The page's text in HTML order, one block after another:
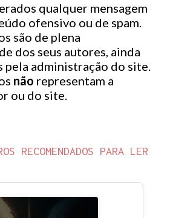
qualquer mensagem
ofensivo ou de spam.
são de plena
dos seus autores, ainda
pela administração do site.
não representam a
ou do site.
RECOMENDADOS PARA LER